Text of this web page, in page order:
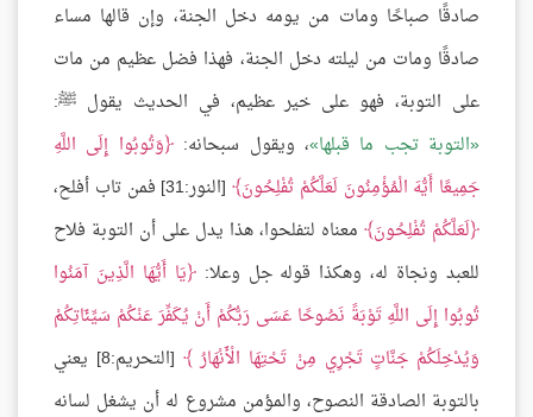
صادقًا صباحًا ومات من يومه دخل الجنة، وإن قالها مساء
صادقًا ومات من ليلته دخل الجنة، فهذا فضل عظيم من مات
على التوبة، فهو على خير عظيم، في الحديث يقول ﷺ:
التوبة تجب ما قبلها ، ويقول سبحانه: وَتُوبُوا إِلَى اللَّهِ
جَمِيعًا أَيُّهَ الْمُؤْمِنُونَ لَعَلَّكُمْ تُفْلِحُونَ [النور:31] فمن تاب أفلح،
لَعَلَّكُمْ تُفْلِحُونَ معناه لتفلحوا، هذا يدل على أن التوبة فلاح
للعبد ونجاة له، وهكذا قوله جل وعلا: يَا أَيُّهَا الَّذِينَ آمَنُوا
تُوبُوا إِلَى اللَّهِ تَوْبَةً نَصُوحًا عَسَى رَبُّكُمْ أَنْ يُكَفِّرَ عَنْكُمْ سَيِّئَاتِكُمْ
وَيُدْخِلَكُمْ جَنَّاتٍ تَجْرِي مِنْ تَحْتِهَا الْأَنْهَارُ
[التحريم:8] يعني
بالتوبة الصادقة النصوح، والمؤمن مشروع له أن يشغل لسانه